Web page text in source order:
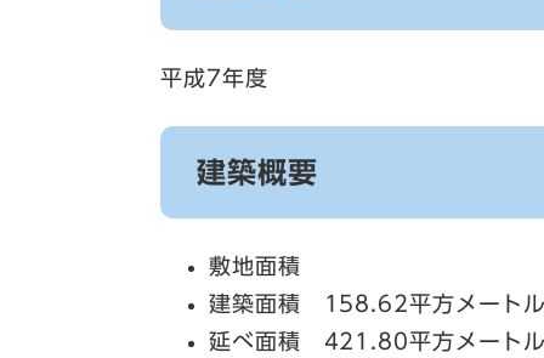
平成7年度
建築概要
敷地面積
建築面積 158.62平方メート
延べ面積 421.80平方メート